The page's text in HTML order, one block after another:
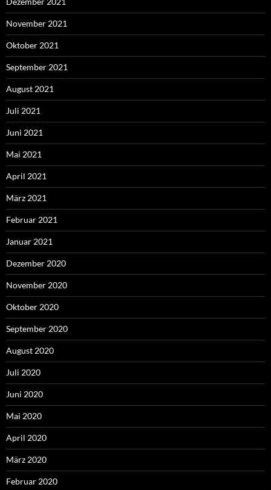
November 2021
Oktober 2021
September 2021
August 2021
Juli 2021
Juni 2021
Mai 2021
April 2021
März 2021
Februar 2021
Januar 2021
Dezember 2020
November 2020
Oktober 2020
September 2020
August 2020
Juli 2020
Juni 2020
Mai 2020
April 2020
März 2020
Februar 2020